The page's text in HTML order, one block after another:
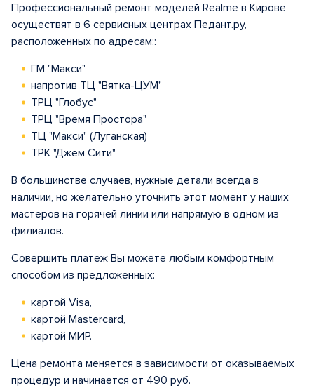
Профессиональный ремонт моделей Realme в Кирове
осуществят в 6 сервисных центрах Педант.ру,
расположенных по адресам::
ГМ "Макси"
напротив ТЦ "Вятка-ЦУМ"
ТРЦ "Глобус"
ТРЦ "Время Простора"
ТЦ "Макси" (Луганская)
ТРК "Джем Сити"
В большинстве случаев, нужные детали всегда в
наличии, но желательно уточнить этот момент у наших
мастеров на горячей линии или напрямую в одном из
филиалов.
Совершить платеж Вы можете любым комфортным
способом из предложенных:
картой Visa,
картой Mastercard,
картой МИР.
Цена ремонта меняется в зависимости от оказываемых
процедур и начинается от 490 руб.